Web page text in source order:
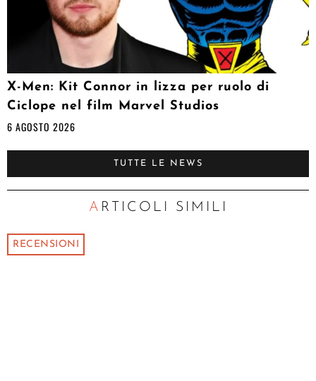
X-Men: Kit Connor in lizza per ruolo di
Ciclope nel film Marvel Studios
6 AGOSTO 2026
TUTTE LE NEWS
ARTICOLI SIMILI
RECENSIONI